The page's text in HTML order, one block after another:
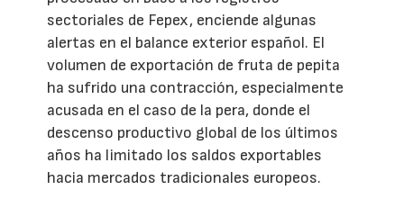
sectoriales de Fepex, enciende algunas
alertas en el balance exterior español. El
volumen de exportación de fruta de pepita
ha sufrido una contracción, especialmente
acusada en el caso de la pera, donde el
descenso productivo global de los últimos
años ha limitado los saldos exportables
hacia mercados tradicionales europeos.